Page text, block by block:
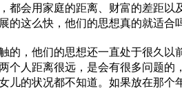
会用家庭的距离、财富的差距以
的这么快，他们的思想真的就适合
，他们的思想还一直处于很久以
个人距离很远，是会有很多问题的
儿的状况都不知道。如果放在那个